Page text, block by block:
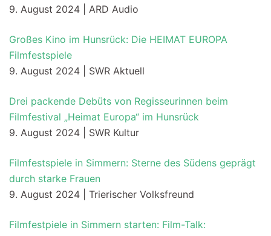
9. August 2024 | ARD Audio
Großes Kino im Hunsrück: Die HEIMAT EUROPA
Filmfestspiele
9. August 2024 | SWR Aktuell
Drei packende Debüts von Regisseurinnen beim
Filmfestival „Heimat Europa“ im Hunsrück
9. August 2024 | SWR Kultur
Filmfestspiele in Simmern: Sterne des Südens geprägt
durch starke Frauen
9. August 2024 | Trierischer Volksfreund
Filmfestpiele in Simmern starten: Film-Talk: